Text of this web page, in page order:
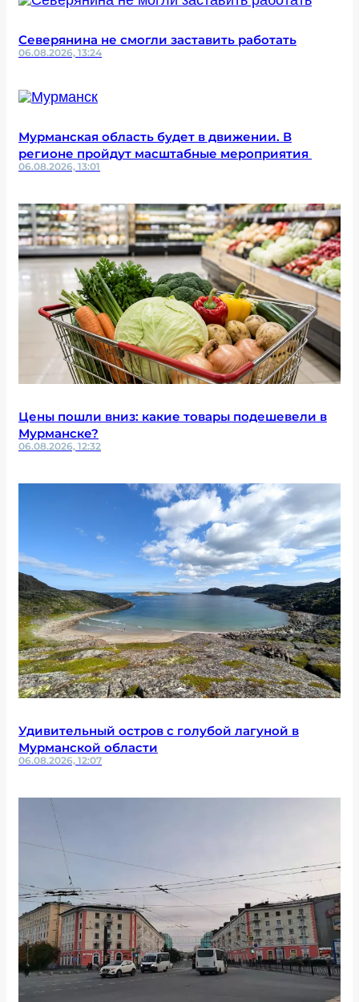
Северянина не смогли заставить работать
06.08.2026, 13:24
Мурманская область будет в движении. В
регионе пройдут масштабные мероприятия
06.08.2026, 13:01
Цены пошли вниз: какие товары подешевели в
Мурманске?
06.08.2026, 12:32
Удивительный остров с голубой лагуной в
Мурманской области
06.08.2026, 12:07